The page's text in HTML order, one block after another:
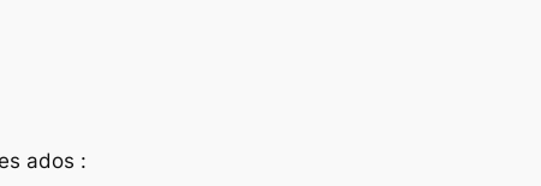
ados :